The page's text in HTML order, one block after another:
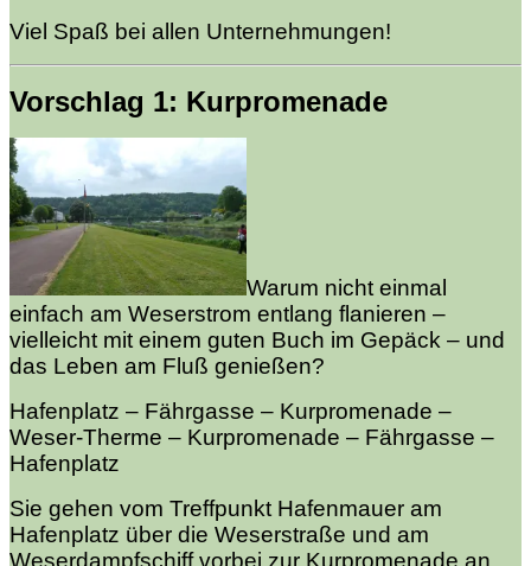
Viel Spaß bei allen Unternehmungen!
Vorschlag 1: Kurpromenade
Warum nicht einmal
einfach am Weserstrom entlang flanieren –
vielleicht mit einem guten Buch im Gepäck – und
das Leben am Fluß genießen?
Hafenplatz – Fährgasse – Kurpromenade –
Weser-Therme – Kurpromenade – Fährgasse –
Hafenplatz
Sie gehen vom Treffpunkt Hafenmauer am
Hafenplatz über die Weserstraße und am
Weserdampfschiff vorbei zur Kurpromenade an